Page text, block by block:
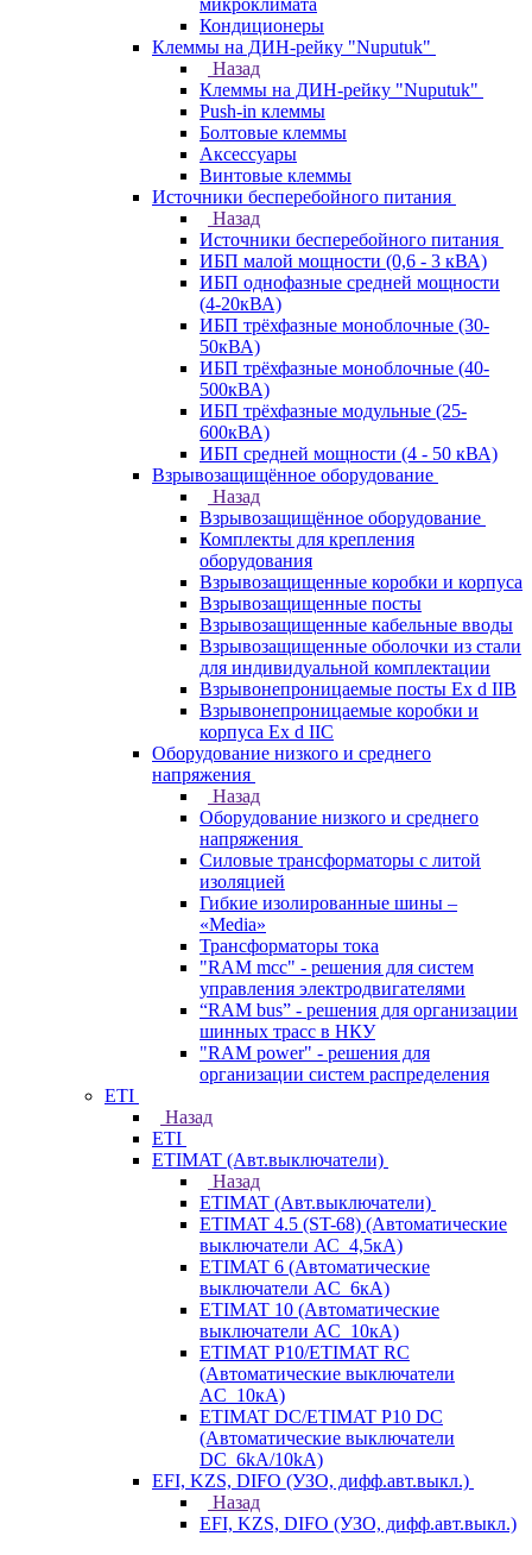
микроклимата
Кондиционеры
Клеммы на ДИН-рейку "Nuputuk"
Назад
Клеммы на ДИН-рейку "Nuputuk"
Push-in клеммы
Болтовые клеммы
Аксессуары
Винтовые клеммы
Источники бесперебойного питания
Назад
Источники бесперебойного питания
ИБП малой мощности (0,6 - 3 кВА)
ИБП однофазные средней мощности
(4-20кВА)
ИБП трёхфазные моноблочные (30-
50кВА)
ИБП трёхфазные моноблочные (40-
500кВА)
ИБП трёхфазные модульные (25-
600кВА)
ИБП средней мощности (4 - 50 кВА)
Взрывозащищённое оборудование
Назад
Взрывозащищённое оборудование
Комплекты для крепления
оборудования
Взрывозащищенные коробки и корпуса
Взрывозащищенные посты
Взрывозащищенные кабельные вводы
Взрывозащищенные оболочки из стали
для индивидуальной комплектации
Взрывонепроницаемые посты Ex d IIB
Взрывонепроницаемые коробки и
корпуса Ex d IIС
Оборудование низкого и среднего
напряжения
Назад
Оборудование низкого и среднего
напряжения
Силовые трансформаторы с литой
изоляцией
Гибкие изолированные шины –
«Media»
Трансформаторы тока
"RAM mcc" - решения для систем
управления электродвигателями
“RAM bus” - решения для организации
шинных трасс в НКУ
"RAM power" - решения для
организации систем распределения
ETI
Назад
ETI
ETIMAT (Авт.выключатели)
Назад
ETIMAT (Авт.выключатели)
ETIMAT 4.5 (ST-68) (Автоматические
выключатели АС_4,5кА)
ETIMAT 6 (Автоматические
выключатели AC_6кА)
ETIMAT 10 (Автоматические
выключатели AC_10кА)
ETIMAT P10/ETIMAT RC
(Автоматические выключатели
AC_10кА)
ETIMAT DC/ETIMAT P10 DC
(Автоматические выключатели
DC_6kA/10kA)
EFI, KZS, DIFO (УЗО, дифф.авт.выкл.)
Назад
EFI, KZS, DIFO (УЗО, дифф.авт.выкл.)